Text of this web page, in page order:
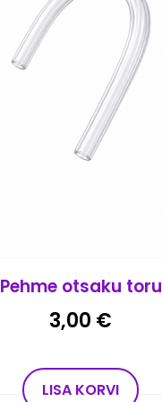
Pehme otsaku toru
3,00 €
LISA KORVI